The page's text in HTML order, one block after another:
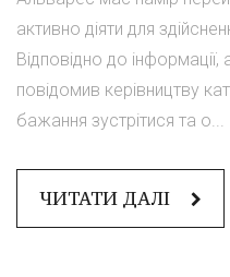
активно діяти для
Відповідно до
повідомив керівництву
бажання зустрітися та о...
ЧИТАТИ ДАЛІ